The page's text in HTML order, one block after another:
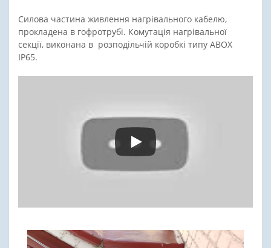
Силова частина живлення нагрівального кабелю,
прокладена в гофротрубі. Комутація нагрівальної
секції, виконана в розподільчій коробкі типу АВОХ
IP65.